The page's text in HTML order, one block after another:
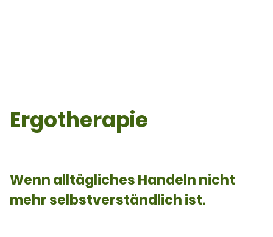
Ergotherapie
Wenn alltägliches Handeln nicht
mehr selbstverständlich ist.